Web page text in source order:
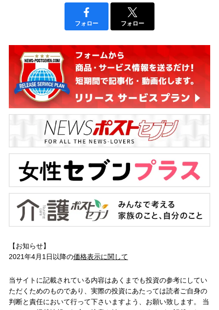
フォロー フォロー
【お知らせ】
2021年4月1日以降の価格表示に関して
当サイトに記載されている内容はあくまでも投資の参考にしてい
ただくためのものであり、実際の投資にあたっては読者ご自身の
判断と責任において行って下さいますよう、お願い致します。 当